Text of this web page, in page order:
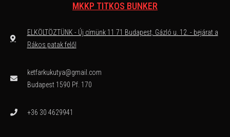
MKKP TITKOS BUNKER
ELKÖLTÖZTÜNK - Új címünk 11 71 Budapest, Gázló u. 12. - bejárat a
Rákos patak felől
ketfarkukutya@gmail.com
Budapest 1590 Pf. 170
+36 30 4629941